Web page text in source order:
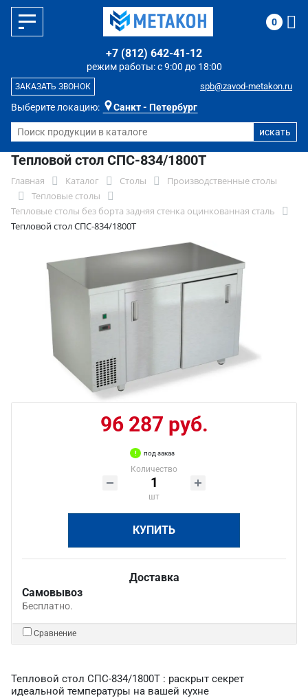
Выберите локацию: Санкт - Петербург
режим работы: с 9:00 до 18:00
+7 (812) 642-41-12
spb@zavod-metakon.ru
ЗАКАЗАТЬ ЗВОНОК
0
Тепловой стол СПС-834/1800Т
Главная Каталог Столы
Производственные столы
Тепловые столы
Тепловые столы без борта задняя стенка оцинкованная сталь
Тепловой стол СПС-834/1800Т
96 287 руб.
под заказ
Количество
шт
КУПИТЬ
Доставка
Самовывоз
Бесплатно.
Сравнение
Тепловой стол СПС-834/1800Т : раскрыт секрет
идеальной температуры на вашей кухне